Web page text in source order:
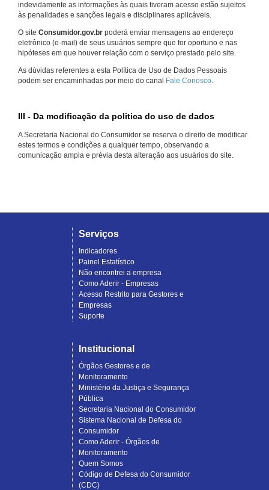
indevidamente as informações às quais tiveram acesso estão sujeitos
às penalidades e sanções legais e disciplinares aplicáveis.
O site Consumidor.gov.br poderá enviar mensagens ao endereço
eletrônico (e-mail) de seus usuários sempre que for oportuno e nas
hipóteses em que houver relação com o serviço prestado pelo site.
As dúvidas referentes a esta Política de Uso de Dados Pessoais
podem ser encaminhadas por meio do canal Fale Conosco.
III - Da modificação da politica do uso de dados
A Secretaria Nacional do Consumidor se reserva o direito de modificar
estes termos e condições a qualquer tempo, observando a
comunicação ampla e prévia desta alteração aos usuários do site.
Serviços
Indicadores
Painel Estatístico
Não encontrei a empresa
Como Aderir - Empresas
Acesso Restrito para Gestores e
Empresas
Suporte
Institucional
Órgãos Gestores e de
Monitoramento
Ministério da Justiça e Segurança
Pública
Secretaria Nacional do Consumidor
Sistema Nacional de Defesa do
Consumidor
Como Aderir - Órgãos de
Monitoramento
Quem Somos
Código de Defesa do Consumidor
(CDC)